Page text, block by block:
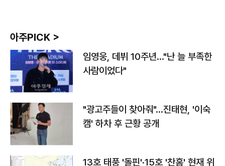
아주PICK >
임영웅, 데뷔 10주년…"난 늘 부족한
사람이었다"
"광고주들이 찾아줘"…진태현, '이숙
캠' 하차 후 근황 공개
13호 태풍 '돌핀'·15호 '찬홈' 현재 위